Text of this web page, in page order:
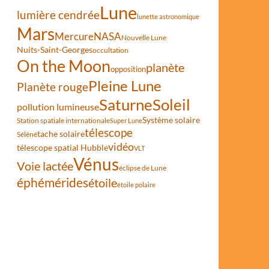
lumière cendréeLunelunette astronomique
MarsMercureNASANouvelle Lune
Nuits-Saint-Georgesoccultation
On the Moonoppositionplanète
Planète rougePleine Lune
pollution lumineuseSaturneSoleil
Station spatiale internationaleSuper LuneSystème solaire
Sélénétache solairetélescope
télescope spatial HubblevidéoVLT
Voie lactéeVénuséclipse de Lune
éphéméridesétoileétoile polaire